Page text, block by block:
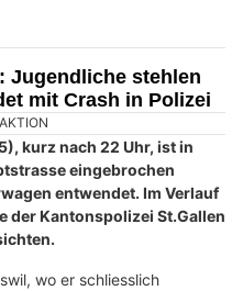
Jugendliche stehlen
mit Crash in Polizei
kurz nach 22 Uhr, ist in
eingebrochen
entwendet. Im Verlauf
der Kantonspolizei St.Gallen
wo er schliesslich